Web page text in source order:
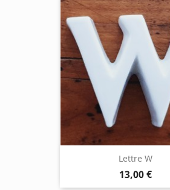
Lettre W
13,00 €